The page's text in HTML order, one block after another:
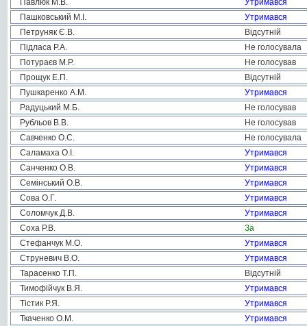
Павлюк М.В.
Утримався
Пашковський М.І.
Утримався
Петруняк Є.В.
Відсутній
Підласа Р.А.
Не голосувала
Потураєв М.Р.
Не голосував
Прощук Е.П.
Відсутній
Пушкаренко А.М.
Утримався
Радуцький М.Б.
Не голосував
Рубльов В.В.
Не голосував
Савченко О.С.
Не голосувала
Саламаха О.І.
Утримався
Санченко О.В.
Утримався
Семінський О.В.
Утримався
Сова О.Г.
Утримався
Соломчук Д.В.
Утримався
Соха Р.В.
За
Стефанчук М.О.
Утримався
Струневич В.О.
Утримався
Тарасенко Т.П.
Відсутній
Тимофійчук В.Я.
Утримався
Тістик Р.Я.
Утримався
Ткаченко О.М.
Утримався